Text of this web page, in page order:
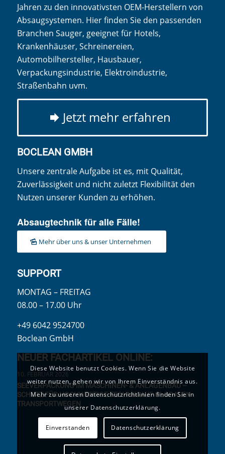
Jahren zu den innovativsten OEM-Herstellern von
Absaugsystemen. Hier finden Sie den passenden
Branchen Sauger, geeignet für Hotels,
Krankenhäuser, Schreinereien,
Automobilhersteller, Hausbauer,
Verpackungsindustrie, Elektroindustrie,
Straßenbahn uvm.
Jetzt mehr erfahren
BOCLEAN GMBH
Unsere zentrale Aufgabe ist es, mit Qualität,
Zuverlässigkeit und nicht zuletzt Flexibilität den
Nutzen unserer Kunden zu erhöhen.
Absaugtechnik für alle Fälle!
Mehr über uns & unser Unternehmen
SUPPORT
MONTAG – FREITAG
08.00 – 17.00 Uhr
+49 6042 9524700
Boclean GmbH
NEUER FACHARTIKEL ONLINE:
10. FEBRUAR 2026
SEEVERPACKUNG IM MASCHINEN- & ANLAGENBAU –
SCHUTZ FÜR HOCHWERTIGE TECHNIK AUF GLOBALEN
TRANSPORTWEGEN
Diese Website benutzt Cookies. Wenn Sie die Website
weiter nutzen, gehen wir von Ihrem Einverständnis aus.
Mehr zu unseren Datenschutzrichtlinien finden Sie in
unserer Datenschutzerklärung.
Einverstanden Datenschutzerklärung